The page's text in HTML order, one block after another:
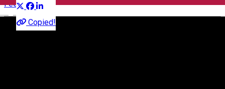
English
Copied!
Festival